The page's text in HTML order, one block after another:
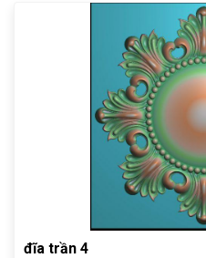
đĩa trần 4